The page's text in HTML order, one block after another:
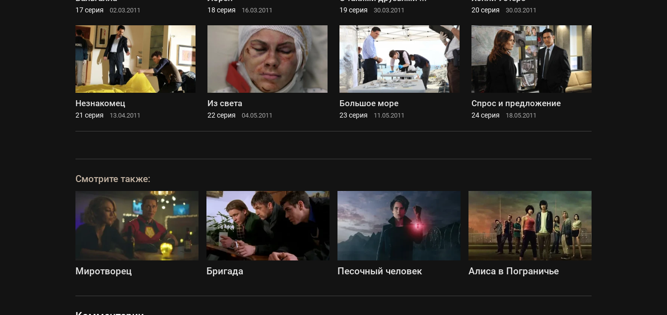
17 серия 02.03.2011 18 серия 16.03.2011 19 серия 30.03.2011 20 серия 30.03.2011
Незнакомец
21 серия 13.04.2011
Из света
22 серия 04.05.2011
Большое море
23 серия 11.05.2011
Спрос и предложение
24 серия 18.05.2011
Смотрите также:
Миротворец Бригада Песочный человек Алиса в Пограничье